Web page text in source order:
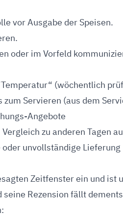
vor Ausgabe der Speisen.
oder im Vorfeld
(wöchentlich
Servieren (aus dem
Angebote
zu anderen Tagen
unvollständige Lieferung
Zeitfenster ein und ist
Rezension fällt